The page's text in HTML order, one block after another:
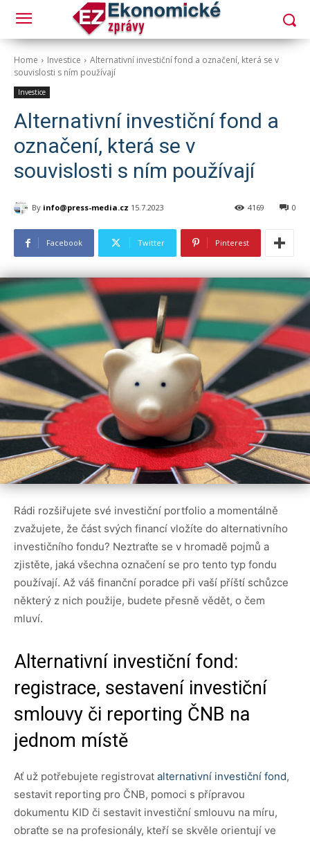
Home Investice
Alternativní investiční fond a označení, která se v
souvislosti s ním používají
Investice
Alternativní investiční fond a
označení, která se v
souvislosti s ním používají
By info@press-media.cz 15.7.2023 0
4169
Facebook Twitter Pinterest
Rádi rozšiřujete své investiční portfolio a momentálně
zvažujete, že část svých financí vložíte do alternativního
investičního fondu? Neztraťte se v hromadě pojmů a
zjistěte, jaká všechna označení se pro tento typ fondu
používají. Až váš finanční poradce při vaší příští schůzce
některý z nich použije, budete přesně vědět, o čem
mluví.
Alternativní investiční fond:
registrace, sestavení investiční
smlouvy či reporting ČNB na
jednom místě
Ať už potřebujete registrovat alternativní investiční fond,
sestavit reporting pro ČNB, pomoci s přípravou
dokumentu KID či sestavit investiční smlouvu na míru,
obraťte se na profesionály, kteří se skvěle orientují ve